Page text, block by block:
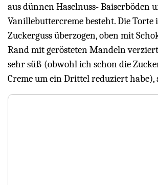
aus dünnen Haselnuss- Baiserböden
Vanillebuttercreme besteht. Die
Zuckerguss überzogen, oben mit
Rand mit gerösteten Mandeln
sehr süß (obwohl ich schon die
Creme um ein Drittel reduziert habe),